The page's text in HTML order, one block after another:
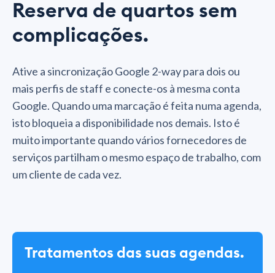
Reserva de quartos sem
complicações.
Ative a sincronização Google 2-way para dois ou
mais perfis de staff e conecte-os à mesma conta
Google. Quando uma marcação é feita numa agenda,
isto bloqueia a disponibilidade nos demais. Isto é
muito importante quando vários fornecedores de
serviços partilham o mesmo espaço de trabalho, com
um cliente de cada vez.
Tratamentos das suas agendas.